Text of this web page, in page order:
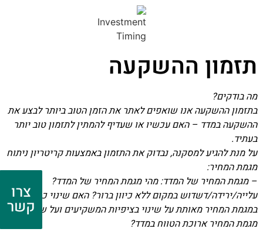
תזמון ההשקעה
מה בודקים?
בתזמון ההשקעה אנו שואפים לאתר את הזמן הטוב ביותר לבצע את
ההשקעה במדד – האם עכשיו או שעדיף להמתין לתזמון טוב יותר
בעתיד.
על מנת להגיע למסקנה, נבדוק את התזמון באמצעות קריטריון ניתוח
מגמת המחיר:
– מגמת המחיר של המדד: מהי מגמת המחיר של המדד?
עלייה/ירידה/דשדוש במקום ללא כיוון ברור? האם שינוי כיוון
במגמת המחיר מאותת על שינוי בציפיות המשקיעים ועל שינוי
מגמת המחיר ארוכת הטווח במדד?
צרו
קשר